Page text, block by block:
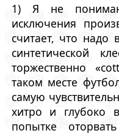
1) Я не
исключения
считает, что надо
синтетической
торжественно
таком месте
самую
хитро и глубоко
попытке